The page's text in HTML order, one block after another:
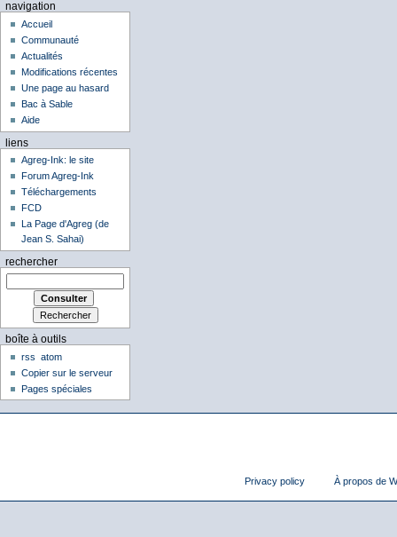
navigation
Accueil
Communauté
Actualités
Modifications récentes
Une page au hasard
Bac à Sable
Aide
liens
Agreg-Ink: le site
Forum Agreg-Ink
Téléchargements
FCD
La Page d'Agreg (de
Jean S. Sahai)
rechercher
boîte à outils
rss
atom
Copier sur le serveur
Pages spéciales
Privacy policy À propos de